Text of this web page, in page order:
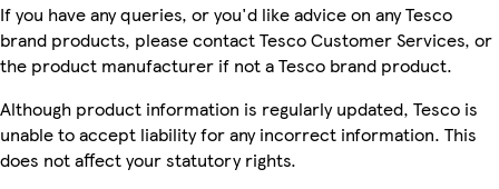
If you have any queries, or you'd like advice on any Tesco
brand products, please contact Tesco Customer Services, or
the product manufacturer if not a Tesco brand product.
Although product information is regularly updated, Tesco is
unable to accept liability for any incorrect information. This
does not affect your statutory rights.